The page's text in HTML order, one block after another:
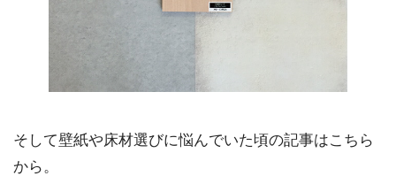
そして壁紙や床材選びに悩んでいた頃の記事はこちら
から。